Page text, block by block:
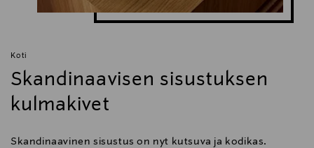
Koti
Skandinaavisen sisustuksen
kulmakivet
Skandinaavinen sisustus on nyt kutsuva ja kodikas.